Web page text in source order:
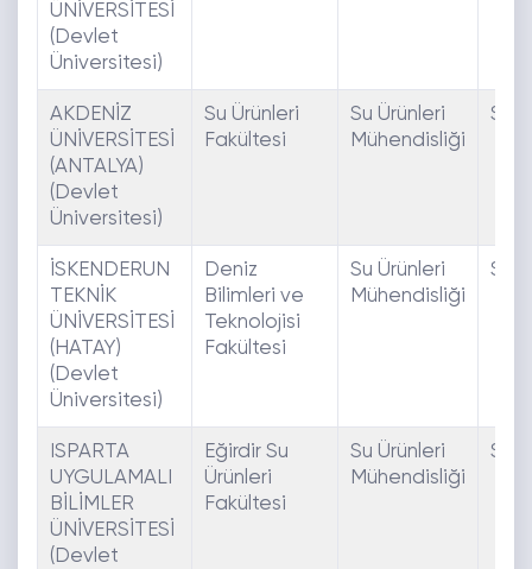
ÜNİVERSİTESİ
(Devlet
Üniversitesi)
AKDENİZ
ÜNİVERSİTESİ
(ANTALYA)
(Devlet
Üniversitesi)
Su Ürünleri
Fakültesi
Su Ürünleri
Mühendisliği
SAY
İSKENDERUN
TEKNİK
ÜNİVERSİTESİ
(HATAY)
(Devlet
Üniversitesi)
Deniz
Bilimleri ve
Teknolojisi
Fakültesi
Su Ürünleri
Mühendisliği
SAY
ISPARTA
UYGULAMALI
BİLİMLER
ÜNİVERSİTESİ
(Devlet
Eğirdir Su
Ürünleri
Fakültesi
Su Ürünleri
Mühendisliği
SAY